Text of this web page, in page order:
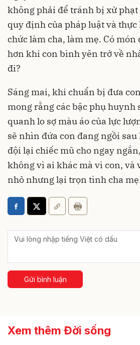
không phải để tránh bị xử phạt
quy định của pháp luật và
chức làm cha, làm mẹ. Có món
hơn khi con bình yên trở về
đi?
Sáng mai, khi chuẩn bị đưa
mong rằng các bậc phụ huynh
quanh lo sợ màu áo của lực
sẽ nhìn đứa con đang ngồi
đội lại chiếc mũ cho ngay
không vì ai khác mà vì con, và
nhỏ nhưng lại trọn tình cha
Gửi bình luận
Xem thêm Đời sống